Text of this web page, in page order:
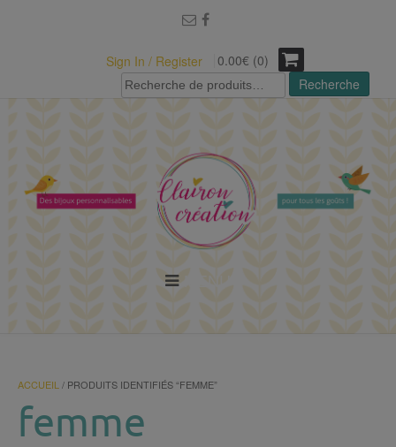
Sign In / Register
0.00€ (0)
Recherche
pour :
Recherche
ACCUEIL / PRODUITS IDENTIFIÉS “FEMME”
femme